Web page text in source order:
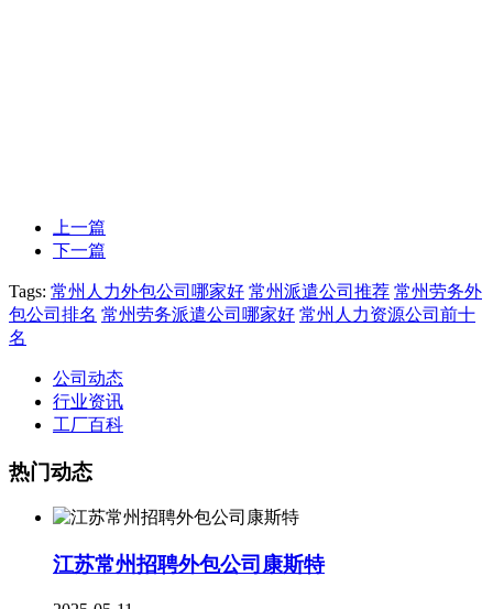
上一篇
下一篇
Tags: 常州人力外包公司哪家好 常州派遣公司推荐 常州劳务外
包公司排名 常州劳务派遣公司哪家好 常州人力资源公司前十
名
公司动态
行业资讯
工厂百科
热门动态
江苏常州招聘外包公司康斯特